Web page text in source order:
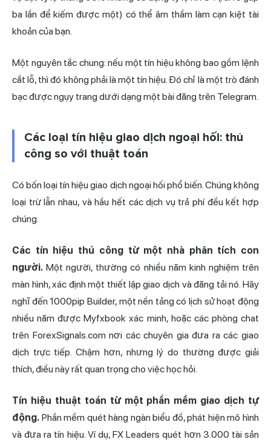
ba lần để kiếm được một) có thể âm thầm làm cạn kiệt tài
khoản của bạn.
Một nguyên tắc chung: nếu một tín hiệu không bao gồm lệnh
cắt lỗ, thì đó không phải là một tín hiệu. Đó chỉ là một trò đánh
bạc được ngụy trang dưới dạng một bài đăng trên Telegram.
Các loại tín hiệu giao dịch ngoại hối: thủ
công so với thuật toán
Có bốn loại tín hiệu giao dịch ngoại hối phổ biến. Chúng không
loại trừ lẫn nhau, và hầu hết các dịch vụ trả phí đều kết hợp
chúng.
Các tín hiệu thủ công từ một nhà phân tích con
người. Một người, thường có nhiều năm kinh nghiệm trên
màn hình, xác định một thiết lập giao dịch và đăng tải nó. Hãy
nghĩ đến 1000pip Builder, một nền tảng có lịch sử hoạt động
nhiều năm được Myfxbook xác minh, hoặc các phòng chat
trên ForexSignals.com nơi các chuyên gia đưa ra các giao
dịch trực tiếp. Chậm hơn, nhưng lý do thường được giải
thích, điều này rất quan trọng cho việc học hỏi.
Tín hiệu thuật toán từ một phần mềm giao dịch tự
động. Phần mềm quét hàng ngàn biểu đồ, phát hiện mô hình
và đưa ra tín hiệu. Ví dụ, FX Leaders quét hơn 3.000 tài sản